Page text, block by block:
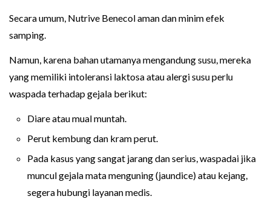
Secara umum, Nutrive Benecol aman dan minim efek
samping.
Namun, karena bahan utamanya mengandung susu, mereka
yang memiliki intoleransi laktosa atau alergi susu perlu
waspada terhadap gejala berikut:
Diare atau mual muntah.
Perut kembung dan kram perut.
Pada kasus yang sangat jarang dan serius, waspadai jika
muncul gejala mata menguning (jaundice) atau kejang,
segera hubungi layanan medis.